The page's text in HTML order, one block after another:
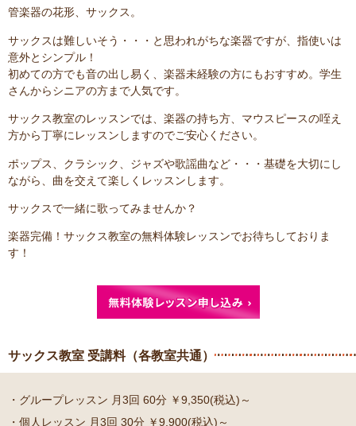
管楽器の花形、サックス。
サックスは難しいそう・・・と思われがちな楽器ですが、指使いは
意外とシンプル！
初めての方でも音の出し易く、楽器未経験の方にもおすすめ。学生
さんからシニアの方まで人気です。
サックス教室のレッスンでは、楽器の持ち方、マウスピースの咥え
方から丁寧にレッスンしますのでご安心ください。
ポップス、クラシック、ジャズや歌謡曲など・・・基礎を大切にし
ながら、曲を交えて楽しくレッスンします。
サックスで一緒に歌ってみませんか？
楽器完備！サックス教室の無料体験レッスンでお待ちしておりま
す！
サックス教室 受講料（各教室共通）
・グループレッスン 月3回 60分 ￥9,350(税込)～
・個人レッスン 月3回 30分 ￥9,900(税込)～